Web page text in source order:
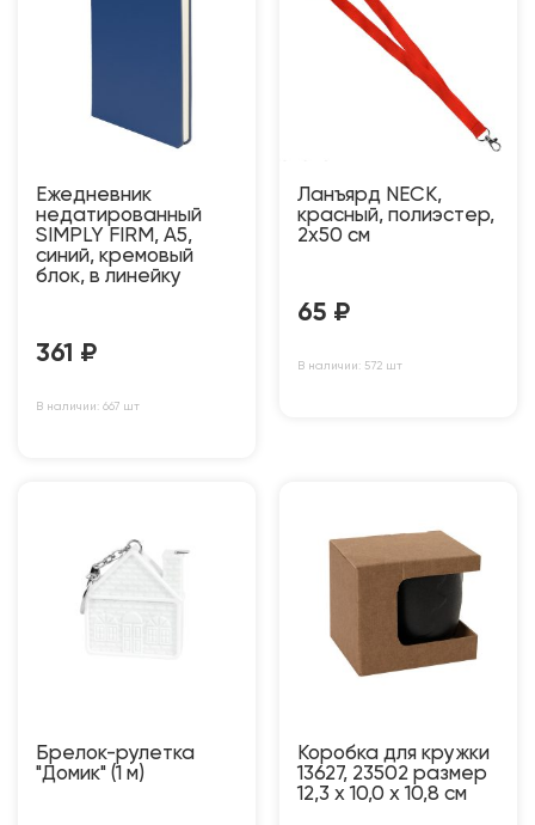
Ежедневник
недатированный
SIMPLY FIRM, А5,
синий, кремовый
блок, в линейку
361 ₽
В наличии: 667 шт
Ланъярд NECK,
красный, полиэстер,
2х50 см
65 ₽
В наличии: 572 шт
Брелок-рулетка
"Домик" (1 м)
Коробка для кружки
13627, 23502 размер
12,3 х 10,0 х 10,8 см